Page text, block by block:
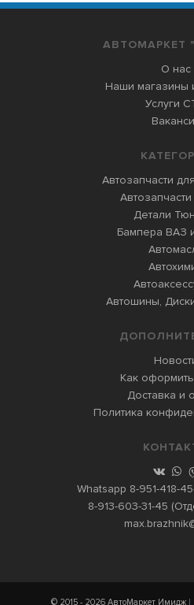
АВТОМАРКЕТ
О нас
Наши магазины
Услуги
Автозапчасти
Детали
Бампера ВАЗ
Автошины,
Как
Доставка и
Политика
Whatsapp 8-951-418-
8-913-603-31-45
© 2015 - 2026 АвтоМаркет Имидж